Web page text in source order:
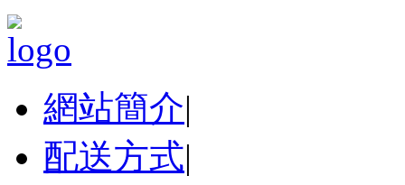
網站簡介|
配送方式|